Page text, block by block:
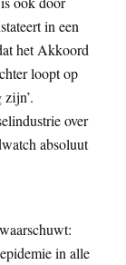
in een
het Akkoord
loopt op
over
absoluut
in alle